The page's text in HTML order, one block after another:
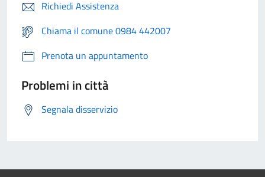
Richiedi Assistenza
Chiama il comune 0984 442007
Prenota un appuntamento
Problemi in città
Segnala disservizio